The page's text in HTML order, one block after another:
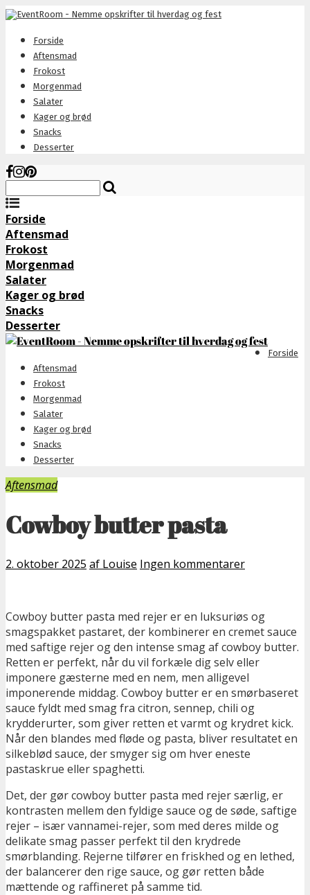
Forside
Aftensmad
Frokost
Morgenmad
Salater
Kager og brød
Snacks
Desserter
Forside
Aftensmad
Frokost
Morgenmad
Salater
Kager og brød
Snacks
Desserter
Forside
Aftensmad
Frokost
Morgenmad
Salater
Kager og brød
Snacks
Desserter
Aftensmad
Cowboy butter pasta
2. oktober 2025 af Louise Ingen kommentarer
Cowboy butter pasta med rejer er en luksuriøs og
smagspakket pastaret, der kombinerer en cremet sauce
med saftige rejer og den intense smag af cowboy butter.
Retten er perfekt, når du vil forkæle dig selv eller
imponere gæsterne med en nem, men alligevel
imponerende middag. Cowboy butter er en smørbaseret
sauce fyldt med smag fra citron, sennep, chili og
krydderurter, som giver retten et varmt og krydret kick.
Når den blandes med fløde og pasta, bliver resultatet en
silkeblød sauce, der smyger sig om hver eneste
pastaskrue eller spaghetti.
Det, der gør cowboy butter pasta med rejer særlig, er
kontrasten mellem den fyldige sauce og de søde, saftige
rejer – især vannamei-rejer, som med deres milde og
delikate smag passer perfekt til den krydrede
smørblanding. Rejerne tilfører en friskhed og en lethed,
der balancerer den rige sauce, og gør retten både
mættende og raffineret på samme tid.